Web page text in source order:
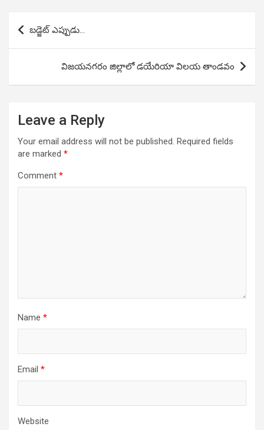
Post
navigation
బడ్జెట్ ఎప్పుడు…
విజయనగరం జిల్లాలో డయేరియా విలయ తాండవం
Leave a Reply
Your email address will not be published. Required fields
are marked *
Comment *
Name *
Email *
Website